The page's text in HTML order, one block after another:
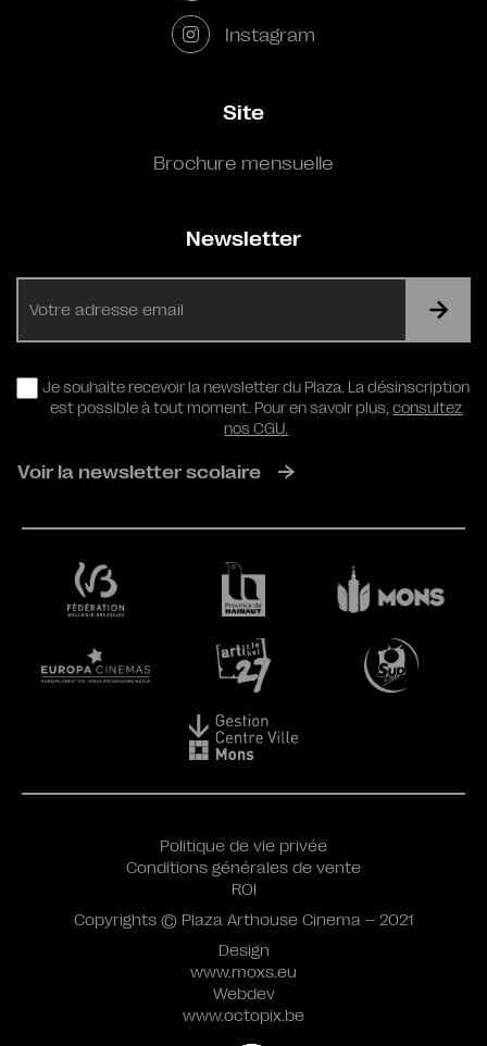
Instagram
Site
Brochure mensuelle
Newsletter
RGPD
Je souhaite recevoir la newsletter du Plaza. La désinscription
est possible à tout moment. Pour en savoir plus,consultez
nos CGU.
Voir la newsletter scolaire
Design
www.moxs.eu
Webdev
www.octopix.be
Politique de vie privée
Conditions générales de vente
ROI
Copyrights © Plaza Arthouse Cinema – 2021